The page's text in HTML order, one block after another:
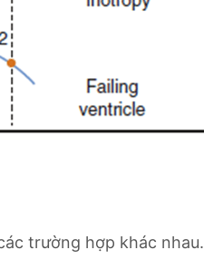
trường hợp khác nhau.